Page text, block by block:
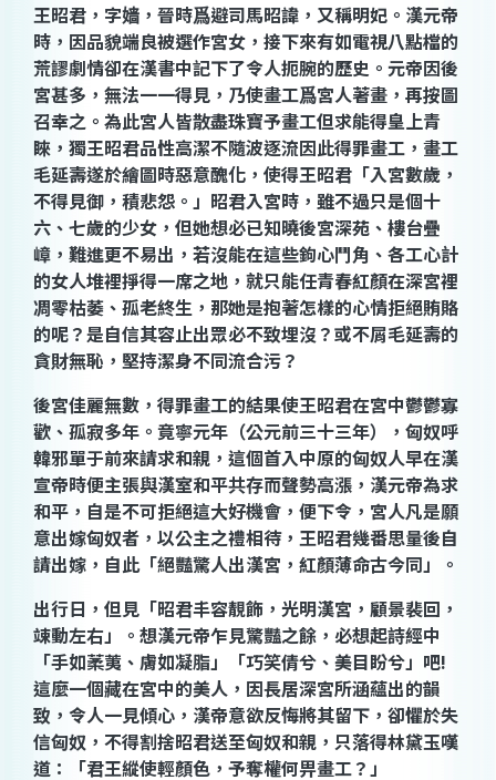
王昭君，字嫱，晉時爲避司馬昭諱，又稱明妃。漢元帝
時，因品貌端良被選作宮女，接下來有如電視八點檔的
荒謬劇情卻在漢書中記下了令人扼腕的歷史。元帝因後
宮甚多，無法一一得見，乃使畫工爲宮人著畫，再按圖
召幸之。為此宮人皆散盡珠寶予畫工但求能得皇上青
睞，獨王昭君品性高潔不隨波逐流因此得罪畫工，畫工
毛延壽遂於繪圖時惡意醜化，使得王昭君「入宮數歲，
不得見御，積悲怨。」昭君入宮時，雖不過只是個十
六、七歲的少女，但她想必已知曉後宮深苑、樓台疊
嶂，難進更不易出，若沒能在這些鉤心鬥角、各工心計
的女人堆裡掙得一席之地，就只能任青春紅顏在深宮裡
凋零枯萎、孤老終生，那她是抱著怎樣的心情拒絕賄賂
的呢？是自信其容止出眾必不致埋沒？或不屑毛延壽的
貪財無恥，堅持潔身不同流合污？
後宮佳麗無數，得罪畫工的結果使王昭君在宮中鬱鬱寡
歡、孤寂多年。竟寧元年（公元前三十三年），匈奴呼
韓邪單于前來請求和親，這個首入中原的匈奴人早在漢
宣帝時便主張與漢室和平共存而聲勢高漲，漢元帝為求
和平，自是不可拒絕這大好機會，便下令，宮人凡是願
意出嫁匈奴者，以公主之禮相待， 王昭君幾番思量後自
請出嫁，自此「絕豔驚人出漢宮，紅顏薄命古今同」。
出行日，但見「昭君丰容靚飾，光明漢宮，顧景裴回，
竦動左右」。想漢元帝乍見驚豔之餘，必想起詩經中
「手如葇荑、膚如凝脂」「巧笑倩兮、美目盼兮」吧!
這麼一個藏在宮中的美人，因長居深宮所涵蘊出的韻
致，令人一見傾心，漢帝意欲反悔將其留下，卻懼於失
信匈奴，不得割捨昭君送至匈奴和親，只落得林黛玉嘆
道：「君王縱使輕顏色，予奪權何畀畫工？」